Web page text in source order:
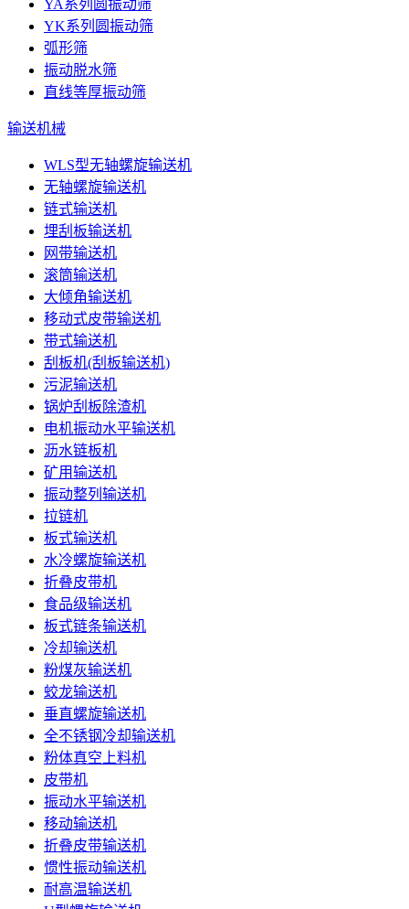
YA系列圆振动筛
YK系列圆振动筛
弧形筛
振动脱水筛
直线等厚振动筛
输送机械
WLS型无轴螺旋输送机
无轴螺旋输送机
链式输送机
埋刮板输送机
网带输送机
滚筒输送机
大倾角输送机
移动式皮带输送机
带式输送机
刮板机(刮板输送机)
污泥输送机
锅炉刮板除渣机
电机振动水平输送机
沥水链板机
矿用输送机
振动整列输送机
拉链机
板式输送机
水冷螺旋输送机
折叠皮带机
食品级输送机
板式链条输送机
冷却输送机
粉煤灰输送机
蛟龙输送机
垂直螺旋输送机
全不锈钢冷却输送机
粉体真空上料机
皮带机
振动水平输送机
移动输送机
折叠皮带输送机
惯性振动输送机
耐高温输送机